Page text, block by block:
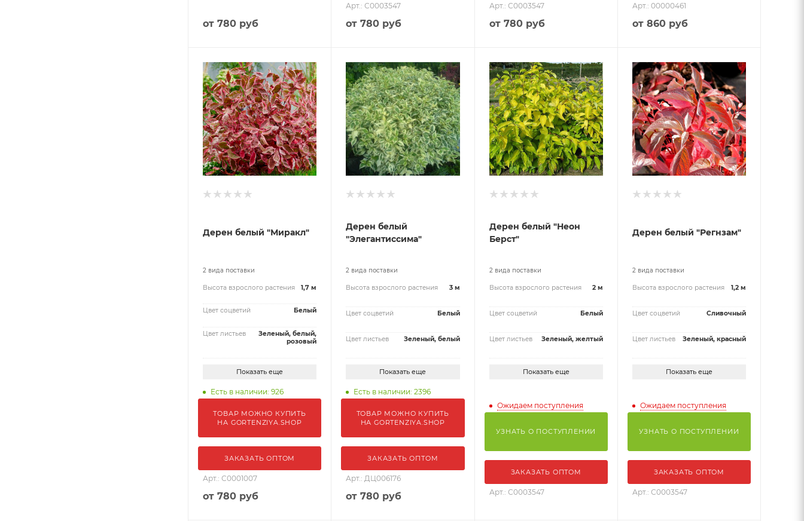
от 780 руб
Арт.: С0003547
от780 руб
Арт.: С0003547
от 780 руб
Арт.: 00000461
от 860 руб
Дерен белый "Миракл"
2 вида поставки
Высота взрослого растения 1,7 м
Цвет соцветий Белый
Цвет листьев
Зеленый, белый,
розовый
Показать еще
Есть в наличии: 926
ТОВАР МОЖНО КУПИТЬ
НА GORTENZIYA.SHOP
ЗАКАЗАТЬ ОПТОМ
Арт.: С0001007
от 780 руб
Дерен белый
"Элегантиссима"
2 вида поставки
Высота взрослого растения 3 м
Цвет соцветий Белый
Цвет листьев Зеленый, белый
Показать еще
Есть в наличии: 2396
ТОВАР МОЖНО КУПИТЬ
НА GORTENZIYA.SHOP
ЗАКАЗАТЬ ОПТОМ
Арт.: ДЦ006176
от780 руб
Дерен белый "Неон
Берст"
2 вида поставки
Высота взрослого растения 2 м
Цвет соцветий Белый
Цвет листьев Зеленый, желтый
Показать еще
Ожидаем поступления
УЗНАТЬ О ПОСТУПЛЕНИИ
ЗАКАЗАТЬ ОПТОМ
Арт.: С0003547
Дерен белый "Регнзам"
2 вида поставки
Высота взрослого растения 1,2 м
Цвет соцветий Сливочный
Цвет листьев Зеленый, красный
Показать еще
Ожидаем поступления
УЗНАТЬ О ПОСТУПЛЕНИИ
ЗАКАЗАТЬ ОПТОМ
Арт.: С0003547